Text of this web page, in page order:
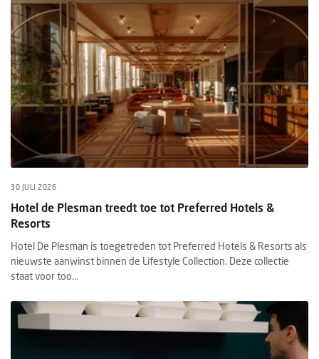
30 JULI 2026
Hotel de Plesman treedt toe tot Preferred Hotels &
Resorts
Hotel De Plesman is toegetreden tot Preferred Hotels & Resorts als
nieuwste aanwinst binnen de Lifestyle Collection. Deze collectie
staat voor too...